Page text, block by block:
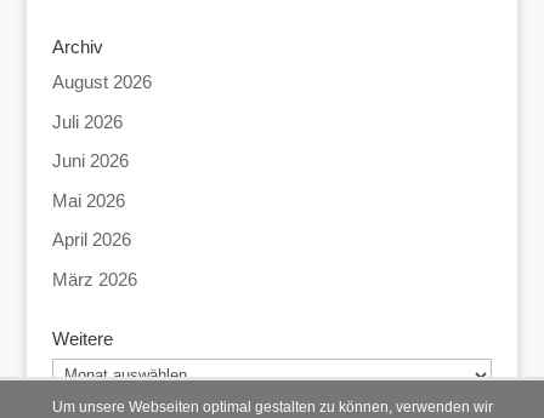
Archiv
August 2026
Juli 2026
Juni 2026
Mai 2026
April 2026
März 2026
Weitere
Weitere
Um unsere Webseiten optimal gestalten zu können, verwenden wir